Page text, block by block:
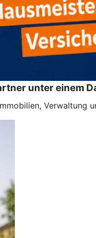
unter einem
Verwaltung